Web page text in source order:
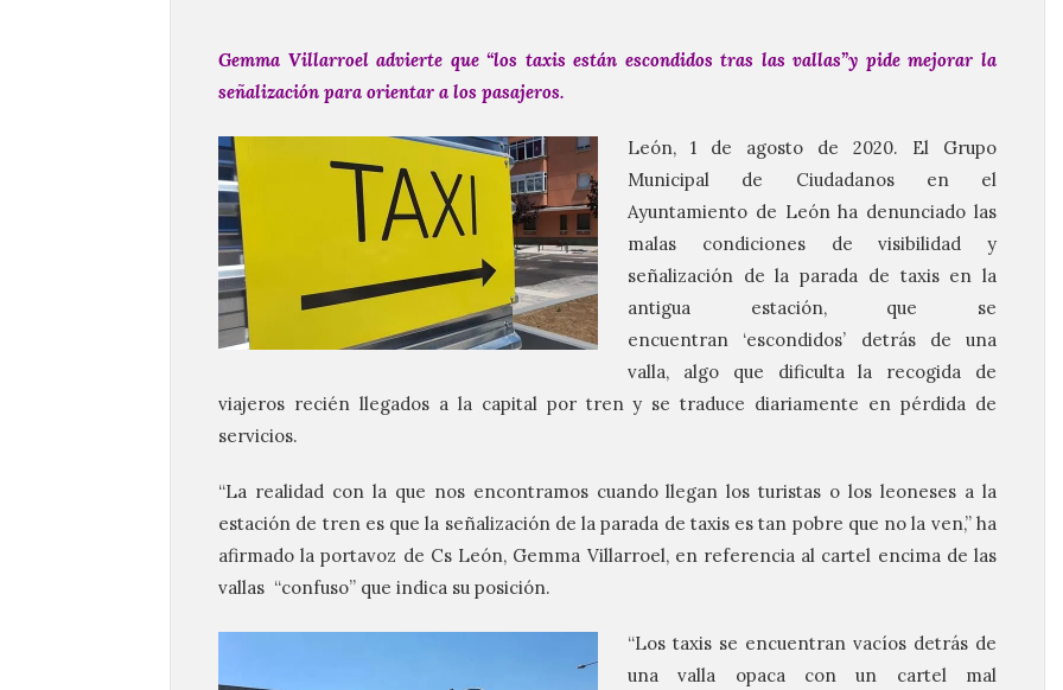
Gemma Villarroel advierte que “los taxis están escondidos tras las vallas”y pide mejorar la
señalización para orientar a los pasajeros.
León, 1 de agosto de 2020. El Grupo
Municipal de Ciudadanos en el
Ayuntamiento de León ha denunciado las
malas condiciones de visibilidad y
señalización de la parada de taxis en la
antigua estación, que se
encuentran ‘escondidos’ detrás de una
valla, algo que dificulta la recogida de
viajeros recién llegados a la capital por tren y se traduce diariamente en pérdida de
servicios.
“La realidad con la que nos encontramos cuando llegan los turistas o los leoneses a la
estación de tren es que la señalización de la parada de taxis es tan pobre que no la ven,” ha
afirmado la portavoz de Cs León, Gemma Villarroel, en referencia al cartel encima de las
vallas “confuso” que indica su posición.
“Los taxis se encuentran vacíos detrás de
una valla opaca con un cartel mal